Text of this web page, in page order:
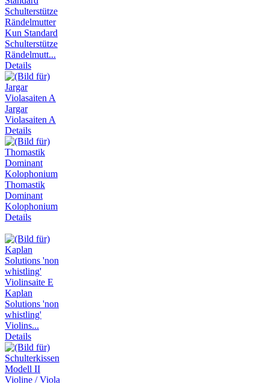
Kun Standard
Schulterstütze
Rändelmutt...
Details
Jargar
Violasaiten A
Details
Thomastik
Dominant
Kolophonium
Details
Kaplan
Solutions 'non
whistling'
Violins...
Details